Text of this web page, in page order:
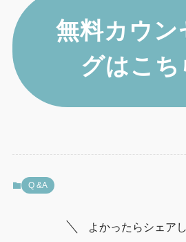
無料カウン
グはこち
Q &A
よかったらシェア